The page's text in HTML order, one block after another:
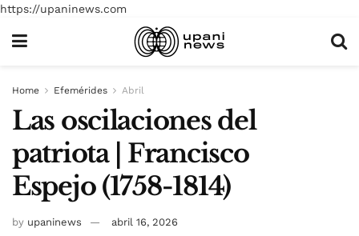
https://upaninews.com
Home Efemérides Abril
Las oscilaciones del
patriota | Francisco
Espejo (1758-1814)
by upaninews abril 16, 2026